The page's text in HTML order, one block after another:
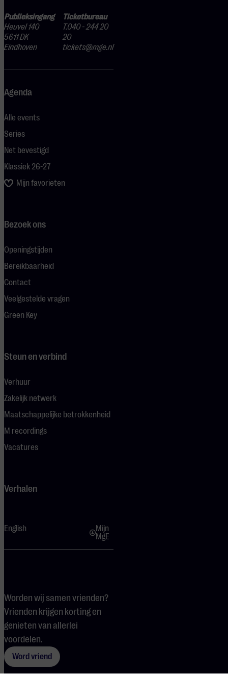
Publieksingang
Heuvel 140
5611 DK
Eindhoven
Ticketbureau
T.040 - 244 20
20
tickets@mge.nl
Agenda
Alle events
Series
Net bevestigd
Klassiek 26-27
Mijn favorieten
Bezoek ons
Openingstijden
Bereikbaarheid
Contact
Veelgestelde vragen
Green Key
Steun en verbind
Verhuur
Zakelijk netwerk
Maatschappelijke betrokkenheid
M recordings
Vacatures
Verhalen
English
Mijn
MgE
Worden wij samen vrienden?
Vrienden krijgen korting en
genieten van allerlei
voordelen.
Word vriend